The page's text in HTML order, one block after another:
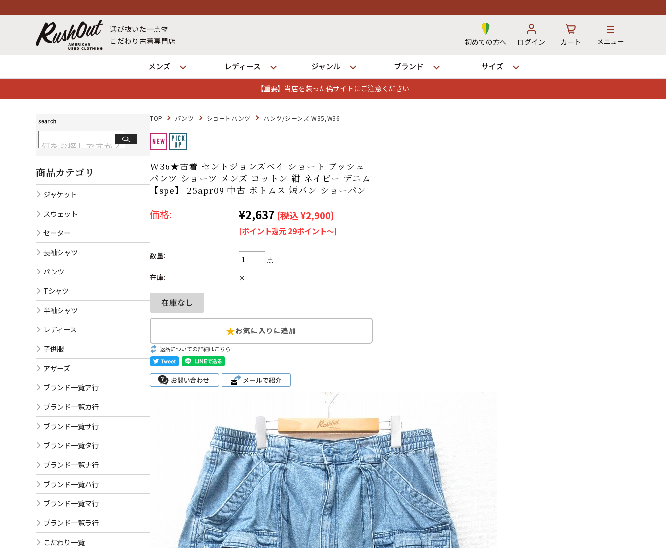
【重要】当店を装った偽サイトにご注意ください
選び抜いた一点物
こだわり古着専門店
初めての方へ ログイン カート メニュー
メンズ レディース ジャンル ブランド サイズ
チャンピオン
カーハート
アディダス
リーバイス
ア行 カ行 サ行
TOP パンツ ショートパンツ パンツ/ジーンズ W35,W36
W36★古着 セントジョンズベイ ショート ブッシュ
パンツ ショーツ メンズ コットン 紺 ネイビー デニム
【spe】 25apr09 中古 ボトムス 短パン ショーパン
価格: ¥2,637 (税込 ¥2,900)
[ポイント還元 29ポイント～]
数量:
点
在庫:
×
返品についての詳細はこちら
商品カテゴリ
ジャケット
スウェット
セーター
長袖シャツ
パンツ
Tシャツ
半袖シャツ
レディース
子供服
アザーズ
ブランド一覧ア行
ブランド一覧カ行
ブランド一覧サ行
ブランド一覧タ行
ブランド一覧ナ行
ブランド一覧ハ行
ブランド一覧マ行
ブランド一覧ラ行
こだわり一覧